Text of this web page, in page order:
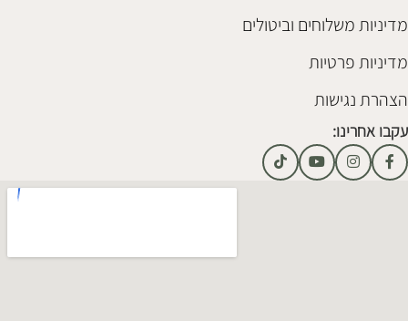
מדיניות משלוחים וביטולים
מדיניות פרטיות
הצהרת נגישות
עקבו אחרינו: